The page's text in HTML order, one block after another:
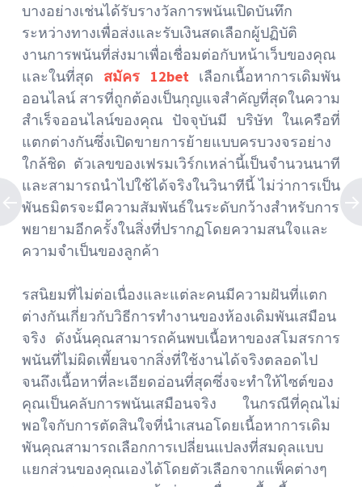
บางอย่างเช่นได้รับรางวัลการพนันเปิดบันทึก
ระหว่างทางเพื่อส่งและรับเงินสดเลือกผู้ปฏิบัติ
งานการพนันที่ส่งมาเพื่อเชื่อมต่อกับหน้าเว็บของคุณ
และในที่สุด สมัคร 12bet เลือกเนื้อหาการเดิมพัน
ออนไลน์ สารที่ถูกต้องเป็นกุญแจสำคัญที่สุดในความ
สำเร็จออนไลน์ของคุณ ปัจจุบันมี บริษัท ในเครือที่
แตกต่างกันซึ่งเปิดขายการย้ายแบบครบวงจรอย่าง
ใกล้ชิด ตัวเลขของเฟรมเวิร์กเหล่านี้เป็นจำนวนนาที
และสามารถนำไปใช้ได้จริงในวินาทีนี้ ไม่ว่าการเป็น
พันธมิตรจะมีความสัมพันธ์ในระดับกว้างสำหรับการ
พยายามอีกครั้งในสิ่งที่ปรากฏโดยความสนใจและ
ความจำเป็นของลูกค้า
รสนิยมที่ไม่ต่อเนื่องและแต่ละคนมีความฝันที่แตก
ต่างกันเกี่ยวกับวิธีการทำงานของห้องเดิมพันเสมือน
จริง ดังนั้นคุณสามารถค้นพบเนื้อหาของสโมสรการ
พนันที่ไม่ผิดเพี้ยนจากสิ่งที่ใช้งานได้จริงตลอดไป
จนถึงเนื้อหาที่ละเอียดอ่อนที่สุดซึ่งจะทำให้ไซต์ของ
คุณเป็นคลับการพนันเสมือนจริง ในกรณีที่คุณไม่
พอใจกับการตัดสินใจที่นำเสนอโดยเนื้อหาการเดิม
พันคุณสามารถเลือกการเปลี่ยนแปลงที่สมดุลแบบ
แยกส่วนของคุณเองได้โดยตัวเลือกจากแพ็คต่างๆ